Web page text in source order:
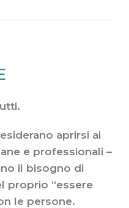
aprirsi ai
e professionali –
il bisogno di
proprio “essere
le persone.